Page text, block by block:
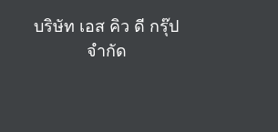
บริษัท เอส คิว ดี กรุ๊ป
จำกัด